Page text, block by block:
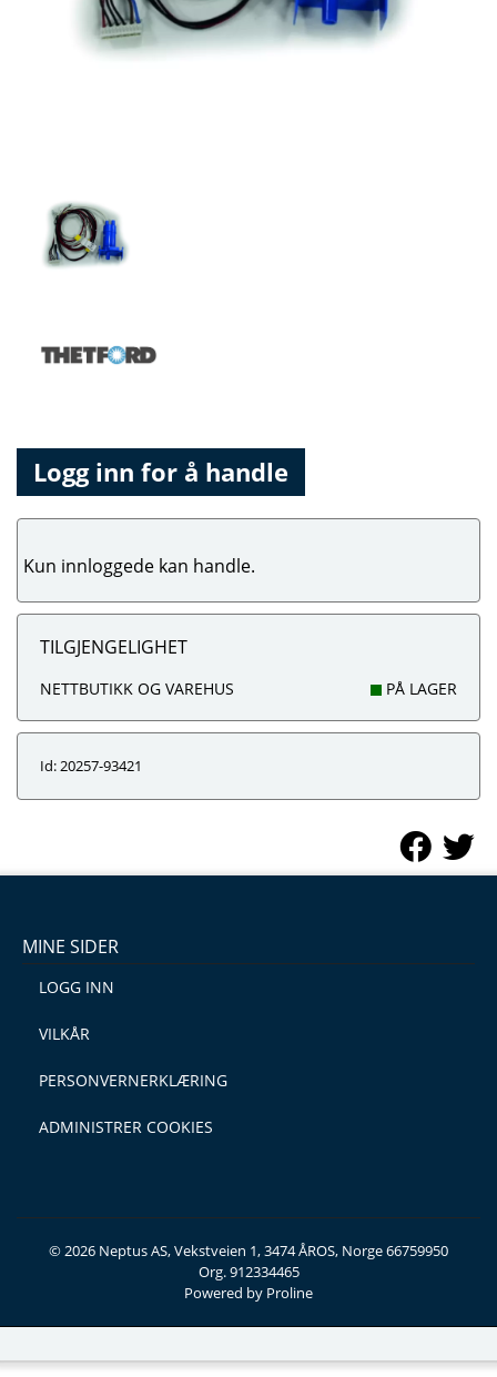
Logg inn for å handle
Kun innloggede kan handle.
TILGJENGELIGHET
NETTBUTIKK OG VAREHUS PÅ LAGER
Id: 20257-93421
MINE SIDER
LOGG INN
VILKÅR
PERSONVERNERKLÆRING
ADMINISTRER COOKIES
© 2026 Neptus AS, Vekstveien 1, 3474 ÅROS, Norge 66759950
Org. 912334465
Powered by Proline